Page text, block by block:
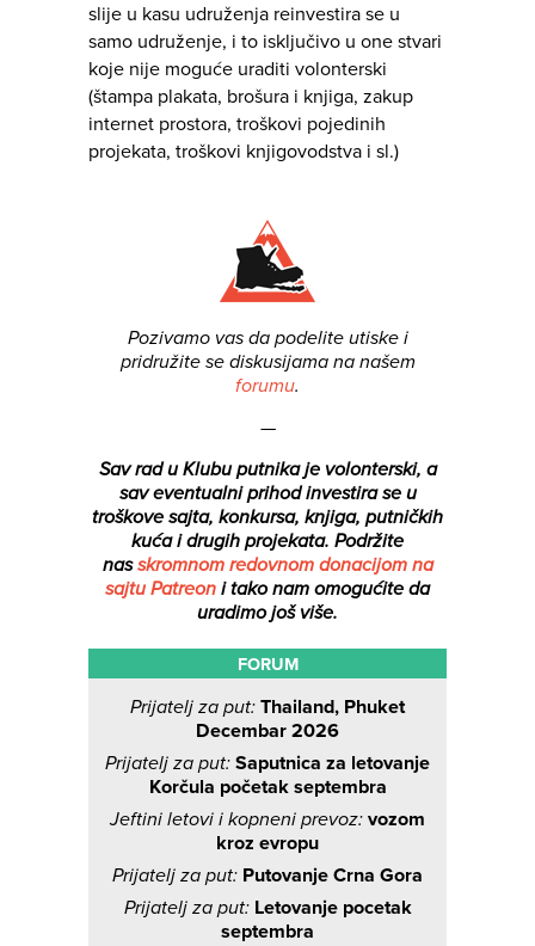
slije u kasu udruženja reinvestira se u
samo udruženje, i to isključivo u one stvari
koje nije moguće uraditi volonterski
(štampa plakata, brošura i knjiga, zakup
internet prostora, troškovi pojedinih
projekata, troškovi knjigovodstva i sl.)
Pozivamo vas da podelite utiske i
pridružite se diskusijama na našem
forumu.
—
Sav rad u Klubu putnika je volonterski, a
sav eventualni prihod investira se u
troškove sajta, konkursa, knjiga, putničkih
kuća i drugih projekata. Podržite
nasskromnom redovnom donacijom na
sajtu Patreon i tako nam omogućite da
uradimo još više.
FORUM
Prijatelj za put: Thailand, Phuket
Decembar 2026
Prijatelj za put: Saputnica za letovanje
Korčula početak septembra
Jeftini letovi i kopneni prevoz: vozom
kroz evropu
Prijatelj za put: Putovanje Crna Gora
Prijatelj za put: Letovanje pocetak
septembra